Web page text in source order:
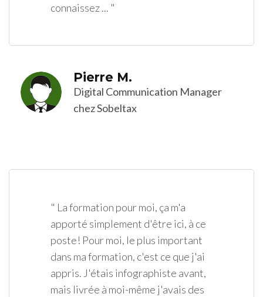
Pierre M.
Digital Communication Manager
chez Sobeltax
connaissez ... "
" La formation pour moi, ça m'a
apporté simplement d'être ici, à ce
poste! Pour moi, le plus important
dans ma formation, c'est ce que j'ai
appris. J'étais infographiste avant,
mais livrée à moi-même j'avais des